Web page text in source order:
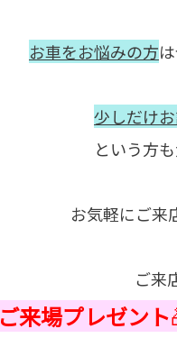
お車をお悩みの方
少しだけ
という方
お気軽にご来
ご来
ご来場プレゼント